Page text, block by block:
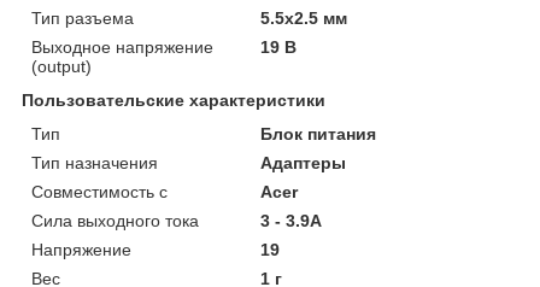
Тип разъема
5.5x2.5 мм
Выходное напряжение
(output)
19 В
Пользовательские характеристики
Тип
Блок питания
Тип назначения
Адаптеры
Совместимость с
Acer
Сила выходного тока
3 - 3.9A
Напряжение
19
Вес
1 г